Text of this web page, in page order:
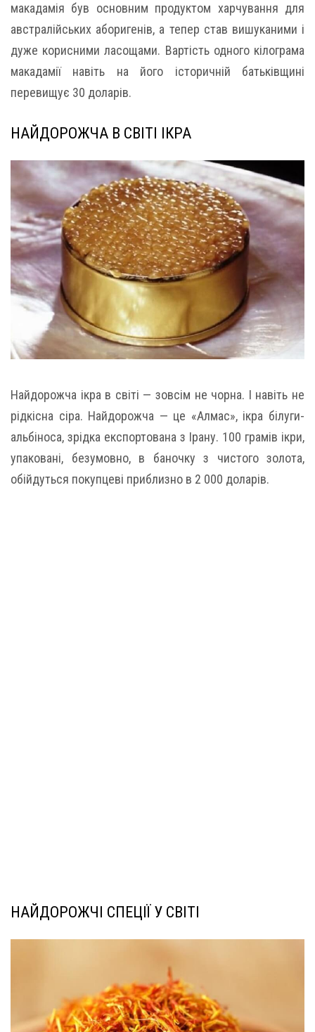
макадамія був основним продуктом харчування для
австралійських аборигенів, а тепер став вишуканими і
дуже корисними ласощами. Вартість одного кілограма
макадамії навіть на його історичній батьківщині
перевищує 30 доларів.
НАЙДОРОЖЧА В СВІТІ ІКРА
Найдорожча ікра в світі — зовсім не чорна. І навіть не
рідкісна сіра. Найдорожча — це «Алмас», ікра білуги-
альбіноса, зрідка експортована з Ірану. 100 грамів ікри,
упаковані, безумовно, в баночку з чистого золота,
обійдуться покупцеві приблизно в 2 000 доларів.
НАЙДОРОЖЧІ СПЕЦІЇ У СВІТІ